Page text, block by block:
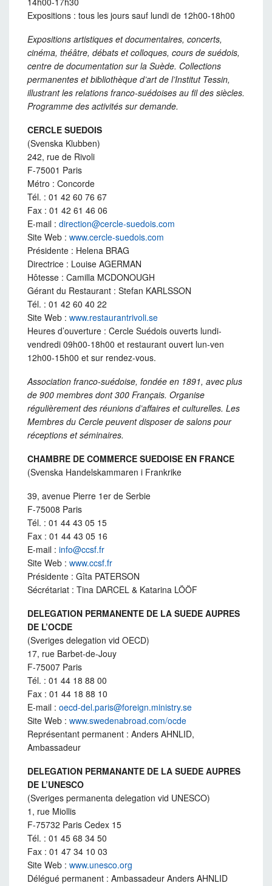
Expositions : tous les jours sauf lundi de 12h00-18h00
Expositions artistiques et documentaires, concerts,
cinéma, théâtre, débats et colloques, cours de suédois,
centre de documentation sur la Suède. Collections
permanentes et bibliothèque d’art de l’Institut Tessin,
illustrant les relations franco-suédoises au fil des siècles.
Programme des activités sur demande.
CERCLE SUEDOIS
(Svenska Klubben)
242, rue de Rivoli
F-75001 Paris
Métro : Concorde
Tél. : 01 42 60 76 67
Fax : 01 42 61 46 06
E-mail : direction@cercle-suedois.com
Site Web : www.cercle-suedois.com
Présidente : Helena BRAG
Directrice : Louise AGERMAN
Hôtesse : Camilla MCDONOUGH
Gérant du Restaurant : Stefan KARLSSON
Tél. : 01 42 60 40 22
Site Web : www.restaurantrivoli.se
Heures d’ouverture : Cercle Suédois ouverts lundi-
vendredi 09h00-18h00 et restaurant ouvert lun-ven
12h00-15h00 et sur rendez-vous.
Association franco-suédoise, fondée en 1891, avec plus
de 900 membres dont 300 Français. Organise
régulièrement des réunions d’affaires et culturelles. Les
Membres du Cercle peuvent disposer de salons pour
réceptions et séminaires.
CHAMBRE DE COMMERCE SUEDOISE EN FRANCE
(Svenska Handelskammaren i Frankrike
39, avenue Pierre 1er de Serbie
F-75008 Paris
Tél. : 01 44 43 05 15
Fax : 01 44 43 05 16
E-mail : info@ccsf.fr
Site Web : www.ccsf.fr
Présidente : Gîta PATERSON
Sécrétariat : Tina DARCEL & Katarina LÖÖF
DELEGATION PERMANENTE DE LA SUEDE AUPRES
DE L’OCDE
(Sveriges delegation vid OECD)
17, rue Barbet-de-Jouy
F-75007 Paris
Tél. : 01 44 18 88 00
Fax : 01 44 18 88 10
E-mail : oecd-del.paris@foreign.ministry.se
Site Web : www.swedenabroad.com/ocde
Représentant permanent : Anders AHNLID,
Ambassadeur
DELEGATION PERMANANTE DE LA SUEDE AUPRES
DE L’UNESCO
(Sveriges permanenta delegation vid UNESCO)
1, rue Miollis
F-75732 Paris Cedex 15
Tél. : 01 45 68 34 50
Fax : 01 47 34 10 03
Site Web : www.unesco.org
Délégué permanent : Ambassadeur Anders AHNLID